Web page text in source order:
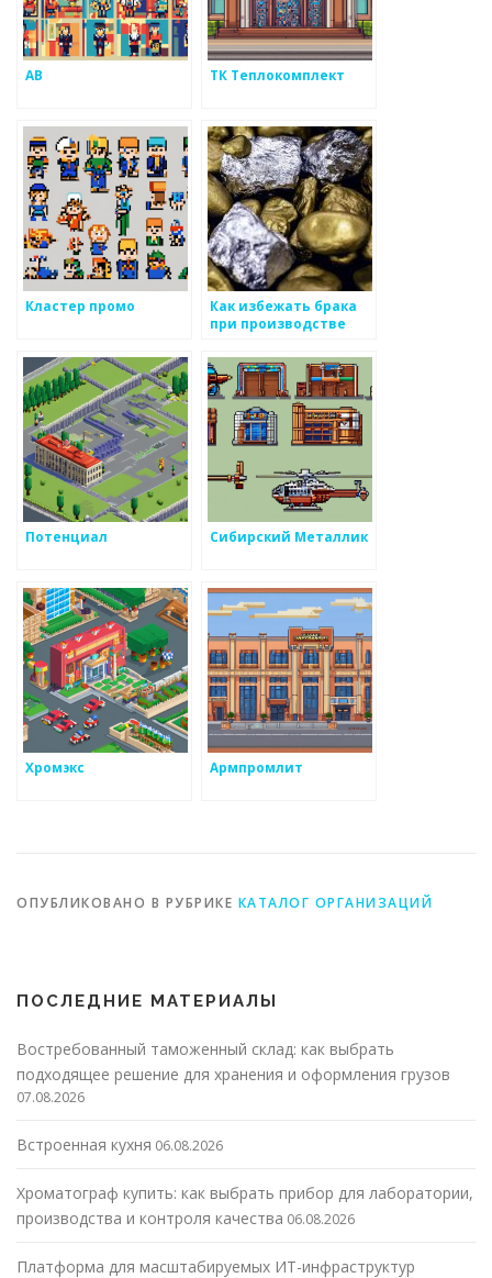
АВ ТК Теплокомплект
Кластер промо
Как избежать брака
при производстве
Потенциал Сибирский Металлик
Хромэкс Армпромлит
ОПУБЛИКОВАНО В РУБРИКЕ КАТАЛОГ ОРГАНИЗАЦИЙ
ПОСЛЕДНИЕ МАТЕРИАЛЫ
Востребованный таможенный склад: как выбрать
подходящее решение для хранения и оформления грузов
07.08.2026
Встроенная кухня 06.08.2026
Хроматограф купить: как выбрать прибор для лаборатории,
производства и контроля качества 06.08.2026
Платформа для масштабируемых ИТ-инфраструктур